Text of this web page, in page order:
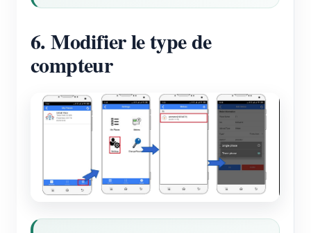
6. Modifier le type de
compteur